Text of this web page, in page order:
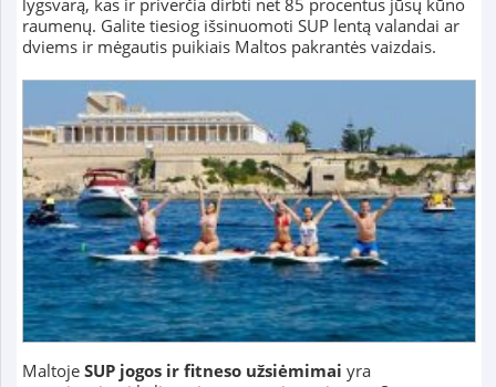
lygsvarą, kas ir priverčia dirbti net 85 procentus jūsų kūno
raumenų. Galite tiesiog išsinuomoti SUP lentą valandai ar
dviems ir mėgautis puikiais Maltos pakrantės vaizdais.
MaltojeSUP jogos ir fitneso užsiėmimai yra